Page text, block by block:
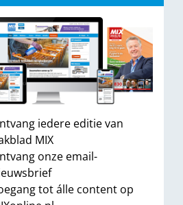
iedere editie van
MIX
onze email-
tot álle content op